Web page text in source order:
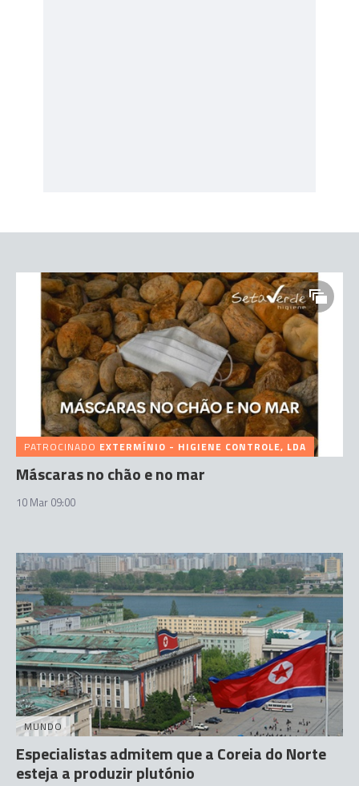
PATROCINADO EXTERMÍNIO - HIGIENE CONTROLE, LDA
Máscaras no chão e no mar
10 Mar 09:00
MUNDO
Especialistas admitem que a Coreia do Norte
esteja a produzir plutónio